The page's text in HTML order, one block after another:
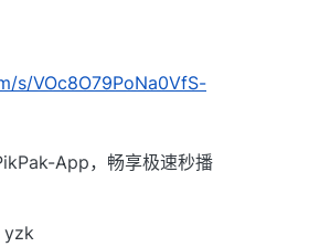
s/VOc8O79PoNa0VfS-
App，畅享极速秒播
yzk